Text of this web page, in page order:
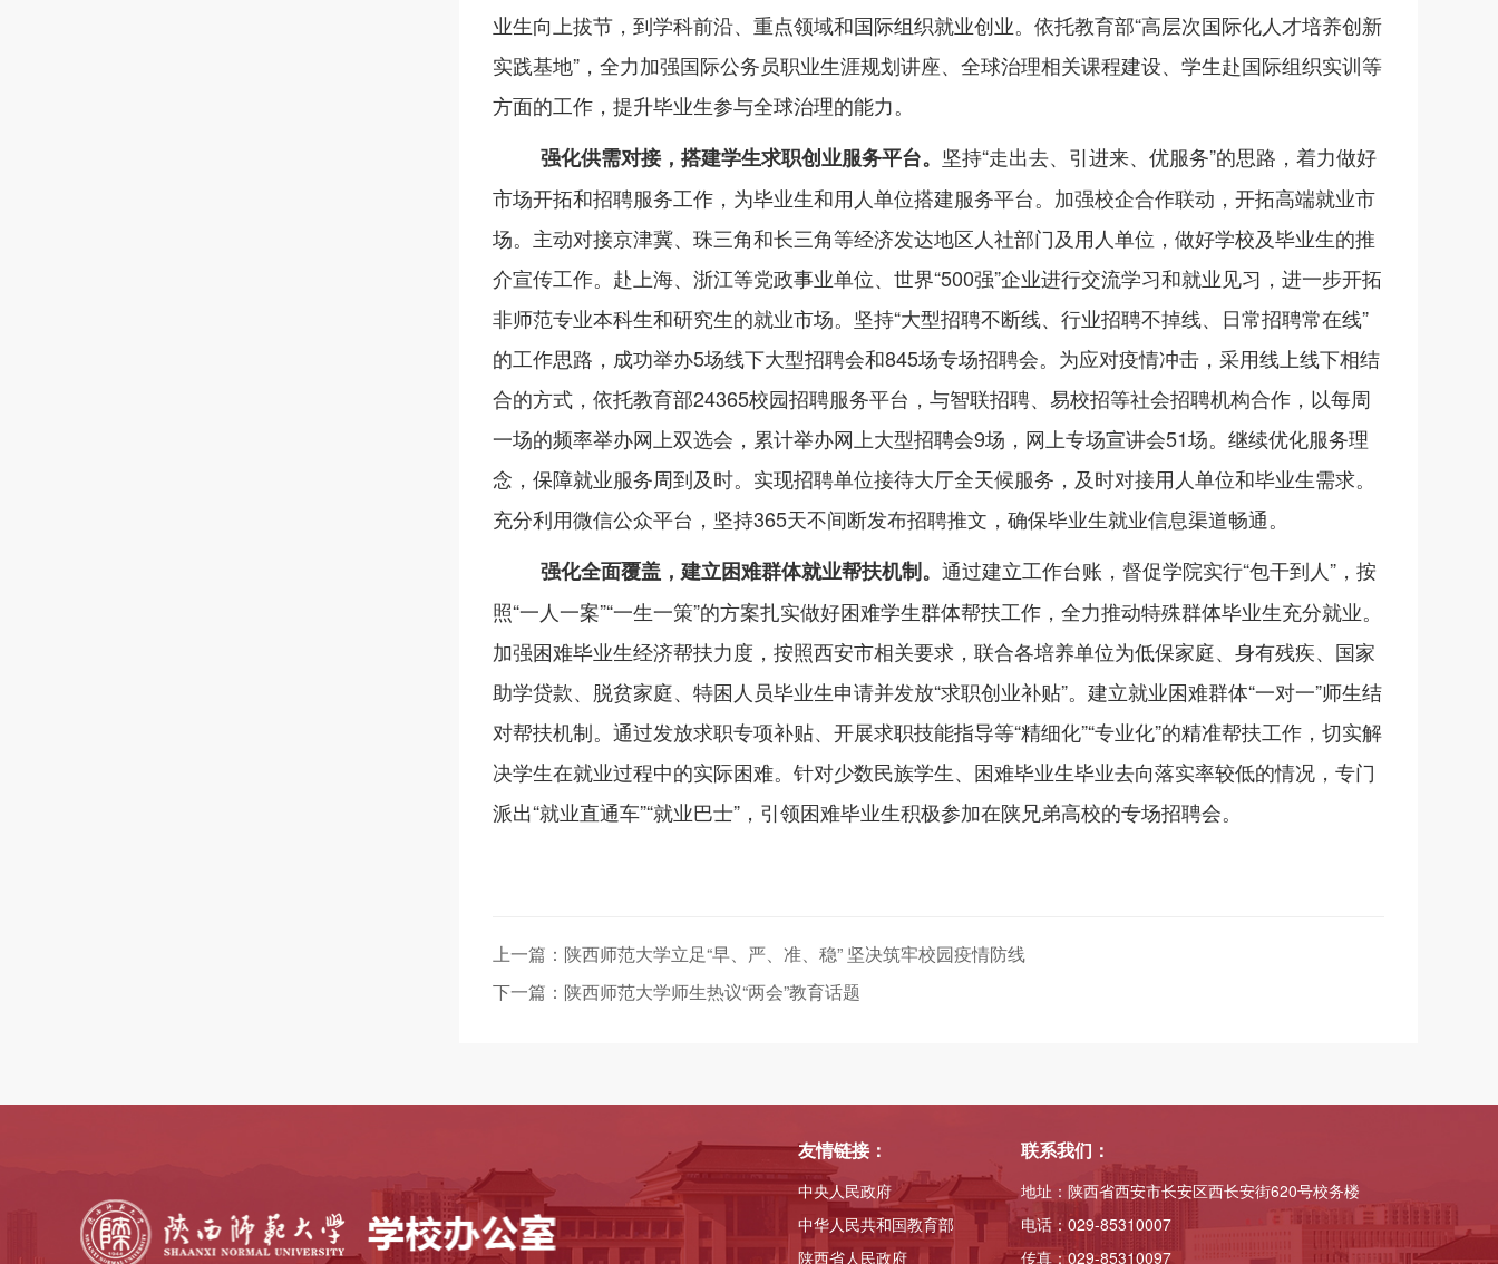
业生向上拔节，到学科前沿、重点领域和国际组织就业创业。依托教育部“高层次国际化人才培养创新
实践基地”，全力加强国际公务员职业生涯规划讲座、全球治理相关课程建设、学生赴国际组织实训等
方面的工作，提升毕业生参与全球治理的能力。
强化供需对接，搭建学生求职创业服务平台。 坚持“走出去、引进来、优服务”的思路，着力做好
市场开拓和招聘服务工作，为毕业生和用人单位搭建服务平台。加强校企合作联动，开拓高端就业市
场。主动对接京津冀、珠三角和长三角等经济发达地区人社部门及用人单位，做好学校及毕业生的推
介宣传工作。赴上海、浙江等党政事业单位、世界“500强”企业进行交流学习和就业见习，进一步开拓
非师范专业本科生和研究生的就业市场。坚持“大型招聘不断线、行业招聘不掉线、日常招聘常在线”
的工作思路，成功举办5场线下大型招聘会和845场专场招聘会。为应对疫情冲击，采用线上线下相结
合的方式，依托教育部24365校园招聘服务平台，与智联招聘、易校招等社会招聘机构合作，以每周
一场的频率举办网上双选会，累计举办网上大型招聘会9场，网上专场宣讲会51场。继续优化服务理
念，保障就业服务周到及时。实现招聘单位接待大厅全天候服务，及时对接用人单位和毕业生需求。
充分利用微信公众平台，坚持365天不间断发布招聘推文，确保毕业生就业信息渠道畅通。
强化全面覆盖，建立困难群体就业帮扶机制。 通过建立工作台账，督促学院实行“包干到人”，按
照“一人一案”“一生一策”的方案扎实做好困难学生群体帮扶工作，全力推动特殊群体毕业生充分就业。
加强困难毕业生经济帮扶力度，按照西安市相关要求，联合各培养单位为低保家庭、身有残疾、国家
助学贷款、脱贫家庭、特困人员毕业生申请并发放“求职创业补贴”。建立就业困难群体“一对一”师生结
对帮扶机制。通过发放求职专项补贴、开展求职技能指导等“精细化”“专业化”的精准帮扶工作，切实解
决学生在就业过程中的实际困难。针对少数民族学生、困难毕业生毕业去向落实率较低的情况，专门
派出“就业直通车”“就业巴士”，引领困难毕业生积极参加在陕兄弟高校的专场招聘会。
上一篇：陕西师范大学立足“早、严、准、稳” 坚决筑牢校园疫情防线
下一篇：陕西师范大学师生热议“两会”教育话题
友情链接：
中央人民政府
中华人民共和国教育部
陕西省人民政府
联系我们：
地址：陕西省西安市长安区西长安街620号校务楼
电话：029-85310007
传真：029-85310097